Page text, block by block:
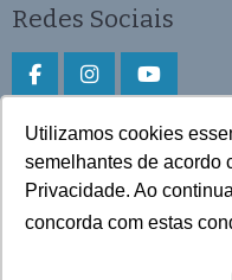
Utilizamos cookies
semelhantes de acordo
Privacidade. Ao
concorda com estas
Redes Sociais
Faça download do
Play Store e App Store